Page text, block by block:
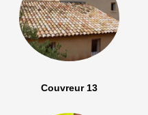
Couvreur 13